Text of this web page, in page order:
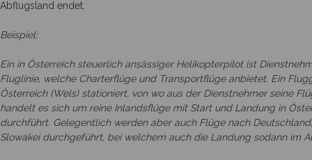
Abflugsland endet.
Beispiel:
Ein in Österreich steuerlich ansässiger Helikopterpilot ist
Fluglinie, welche Charterflüge und Transportflüge anbietet. Ein
Österreich (Wels) stationiert, von wo aus der Dienstnehmer seine
handelt es sich um reine Inlandsflüge mit Start und Landung in
durchführt. Gelegentlich werden aber auch Flüge nach
Slowakei durchgeführt, bei welchem auch die Landung sodann im